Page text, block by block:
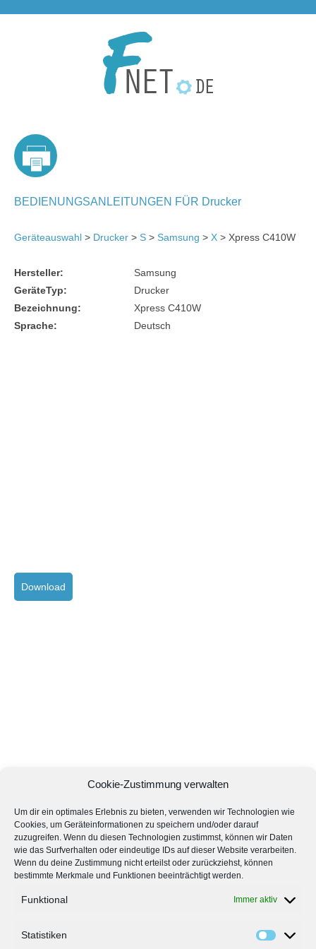
Cookie-Zustimmung verwalten
Um dir ein optimales Erlebnis zu bieten, verwenden wir Technologien wie
Cookies, um Geräteinformationen zu speichern und/oder darauf
zuzugreifen. Wenn du diesen Technologien zustimmst, können wir Daten
wie das Surfverhalten oder eindeutige IDs auf dieser Website verarbeiten.
Wenn du deine Zustimmung nicht erteilst oder zurückziehst, können
bestimmte Merkmale und Funktionen beeinträchtigt werden.
Funktional Immer aktiv
Statistiken
BEDIENUNGSANLEITUNGEN FÜR Drucker
Geräteauswahl > Drucker > S > Samsung > X > Xpress C410W
Hersteller:
Samsung
GeräteTyp:
Drucker
Bezeichnung:
Xpress C410W
Sprache:
Deutsch
Download